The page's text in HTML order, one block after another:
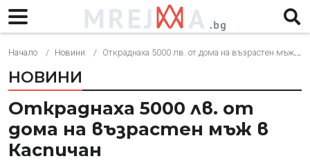
Начало Новини Откраднаха 5000 лв. от дома на възрастен мъж в Каспичан
НОВИНИ
Откраднаха 5000 лв. от
дома на възрастен мъж в
Каспичан